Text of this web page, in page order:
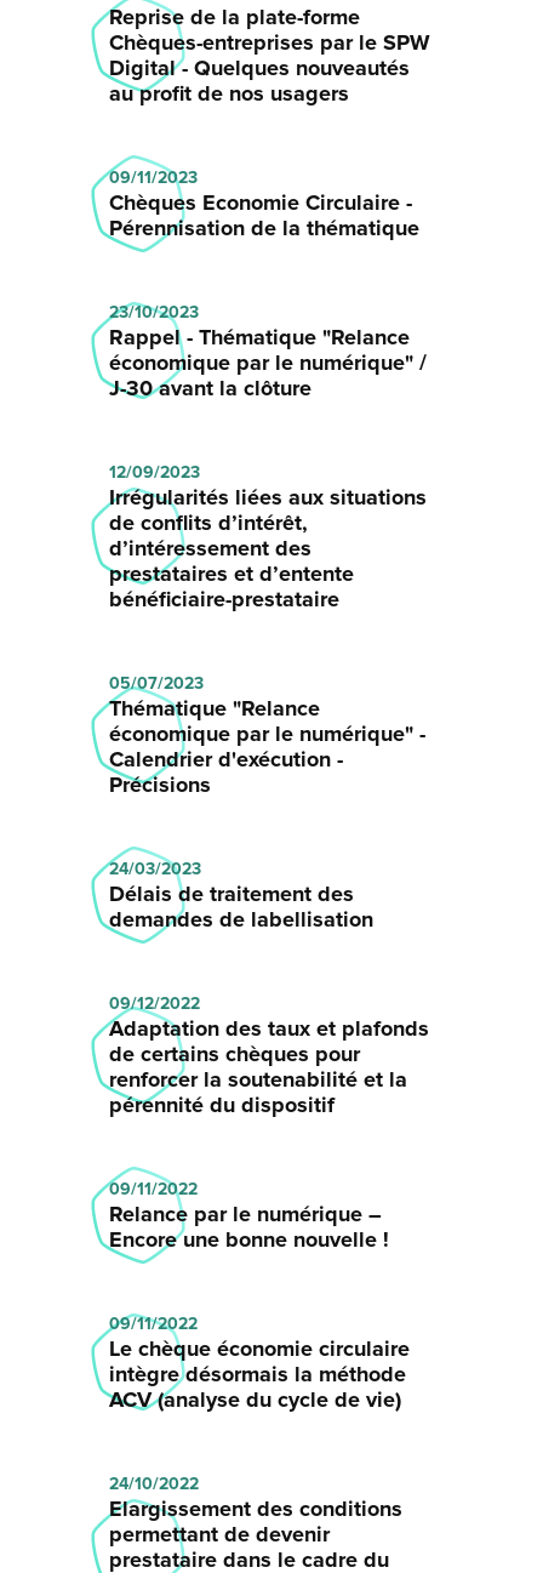
Reprise de la plate-forme
Chèques-entreprises par le SPW
Digital - Quelques nouveautés
au profit de nos usagers
09/11/2023
Chèques Economie Circulaire -
Pérennisation de la thématique
23/10/2023
Rappel - Thématique "Relance
économique par le numérique" /
J-30 avant la clôture
12/09/2023
Irrégularités liées aux situations
de conflits d’intérêt,
d’intéressement des
prestataires et d’entente
bénéficiaire-prestataire
05/07/2023
Thématique "Relance
économique par le numérique" -
Calendrier d'exécution -
Précisions
24/03/2023
Délais de traitement des
demandes de labellisation
09/12/2022
Adaptation des taux et plafonds
de certains chèques pour
renforcer la soutenabilité et la
pérennité du dispositif
09/11/2022
Relance par le numérique –
Encore une bonne nouvelle !
09/11/2022
Le chèque économie circulaire
intègre désormais la méthode
ACV (analyse du cycle de vie)
24/10/2022
Elargissement des conditions
permettant de devenir
prestataire dans le cadre du